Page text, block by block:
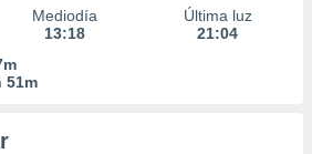
Mediodía
13:18
Última luz
21:04
51m